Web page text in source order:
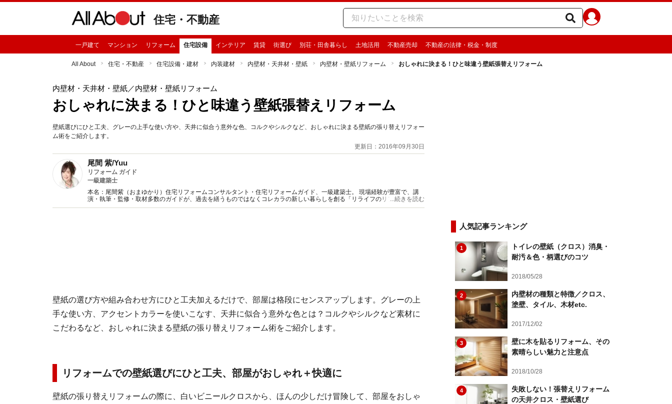
住宅・不動産
一戸建て マンション リフォーム 住宅設備 インテリア 賃貸 街選び 別荘・田舎暮らし 土地活用 不動産売却 不動産の法律・税金・制度
All About 住宅・不動産 住宅設備・建材 内装建材 内壁材・天井材・壁紙 内壁材・壁紙リフォーム おしゃれに決まる！ひと味違う壁紙張替えリフォーム
内壁材・天井材・壁紙／内壁材・壁紙リフォーム
おしゃれに決まる！ひと味違う壁紙張替えリフォーム
壁紙選びにひと工夫、グレーの上手な使い方や、天井に似合う意外な色、コルクやシルクなど、おしゃれに決まる壁紙の張り替えリフォー
ム術をご紹介します。
更新日：2016年09月30日
尾間 紫/Yuu
リフォーム ガイド
一級建築士
本名：尾間紫（おまゆかり）住宅リフォームコンサルタント・住宅リフォームガイド、一級建築士。 現場経験が豊富で、講
演・執筆・監修・取材多数のガイドが、過去を繕うものではなくコレカラの新しい暮らしを創る「リライフのリフォーム」を
提唱。本当に満足するリフォームのノウハウをお伝えしています。
...続きを読む
壁紙の選び方や組み合わせ方にひと工夫加えるだけで、部屋は格段にセンスアップします。グレーの上
手な使い方、アクセントカラーを使いこなす、天井に似合う意外な色とは？コルクやシルクなど素材に
こだわるなど、おしゃれに決まる壁紙の張り替えリフォーム術をご紹介します。
リフォームでの壁紙選びにひと工夫、部屋がおしゃれ＋快適に
壁紙の張り替えリフォームの際に、白いビニールクロスから、ほんの少しだけ冒険して、部屋をおしゃ
人気記事ランキング
1
トイレの壁紙（クロス）消臭・
耐汚＆色・柄選びのコツ
2018/05/28
2
内壁材の種類と特徴／クロス、
塗壁、タイル、木材etc.
2017/12/02
3
壁に木を貼るリフォーム、その
素晴らしい魅力と注意点
2018/10/28
4
失敗しない！張替えリフォーム
の天井クロス・壁紙選び